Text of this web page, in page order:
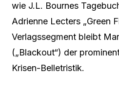
wie J.L. Bournes
Adrienne Lecters „Green
Verlagssegment bleibt
(„Blackout“) der
Krisen-Belletristik.